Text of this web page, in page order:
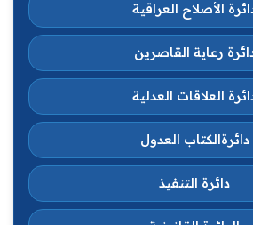
الأصلاح العراقية
رعاية القاصرين
العلاقات العدلية
دائرةالكتاب العدول
دائرة التنفيذ